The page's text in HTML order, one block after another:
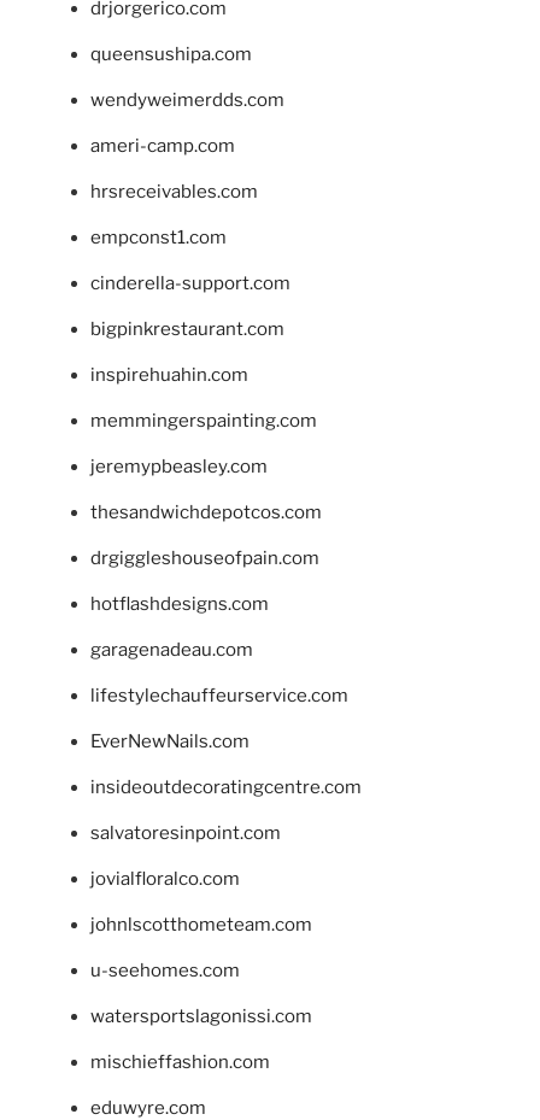
drjorgerico.com
queensushipa.com
wendyweimerdds.com
ameri-camp.com
hrsreceivables.com
empconst1.com
cinderella-support.com
bigpinkrestaurant.com
inspirehuahin.com
memmingerspainting.com
jeremypbeasley.com
thesandwichdepotcos.com
drgiggleshouseofpain.com
hotflashdesigns.com
garagenadeau.com
lifestylechauffeurservice.com
EverNewNails.com
insideoutdecoratingcentre.com
salvatoresinpoint.com
jovialfloralco.com
johnlscotthometeam.com
u-seehomes.com
watersportslagonissi.com
mischieffashion.com
eduwyre.com